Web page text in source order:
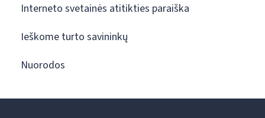
Interneto svetainės atitikties paraiška
Ieškome turto savininkų
Nuorodos